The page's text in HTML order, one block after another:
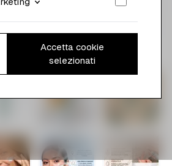
Accetta cookie
selezionati